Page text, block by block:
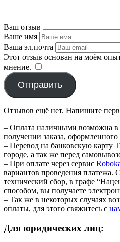
Ваш отзыв
Ваше имя
Ваша эл.почта
Этот отзыв основан на моём
мнение.
Отправить
Отзывов ещё нет. Напишите
– Оплата наличными возможна в
получении заказа, оформленного
– Перевод на банковскую карту
городе, а так же перед
– При оплате через сервис
вариантов проведения платежа.
технический сбор, в графе
способом, вы получаете
– Так же в некоторых случаях
оплаты, для этого свяжитесь с
Для юридических лиц: